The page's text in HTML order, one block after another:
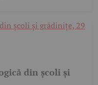
din şcoli şi